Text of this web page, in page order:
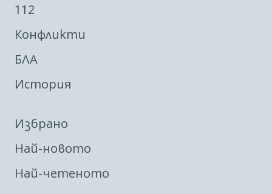
112
Конфликти
БЛА
История
Избрано
Най-новото
Най-четеното